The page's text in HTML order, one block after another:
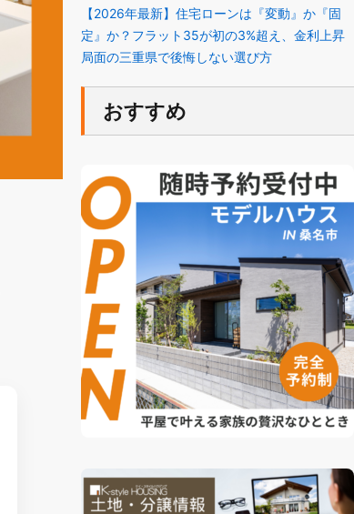
【2026年最新】住宅ローンは『変動』か『固
定』か？フラット35が初の3%超え、金利上昇
局面の三重県で後悔しない選び方
おすすめ